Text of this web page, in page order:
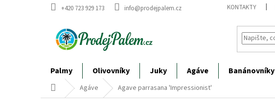
+420 723 929 173 info@prodejpalem.cz KONTAKTY
Palmy Olivovníky Juky Agáve Banánovníky
Domů Agáve Agave parrasana 'Impressionist'